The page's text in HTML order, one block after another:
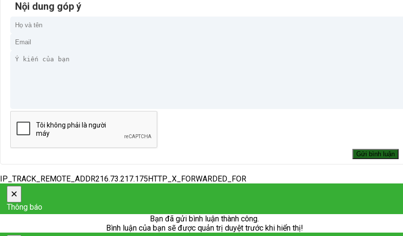
Nội dung góp ý
IP_TRACK_REMOTE_ADDR216.73.217.175HTTP_X_FORWARDED_FOR
×
Thông báo
Bạn đã gửi bình luận thành công.
Bình luận của bạn sẽ được quản trị duyệt trước khi hiển thị!